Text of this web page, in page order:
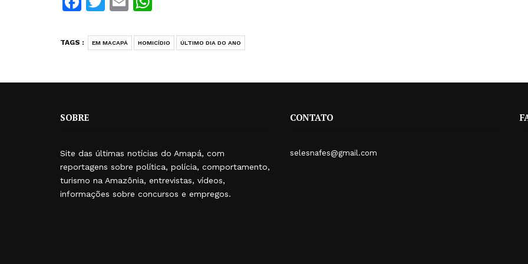
TAGS : EM MACAPÁ HOMICÍDIO ÚLTIMO DIA DO ANO
SOBRE
Site das últimas notícias do Amapá, com
reportagens sobre política, polícia, comportamento,
turismo na Amazônia, entrevistas, vídeos,
informações sobre concursos e empregos.
CONTATO
selesnafes@gmail.com